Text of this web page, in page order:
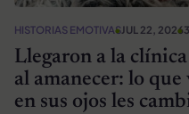
HISTORIAS EMOTIVASJUL 22, 2026
Llegaron a la
al amanecer: lo
en sus ojos les